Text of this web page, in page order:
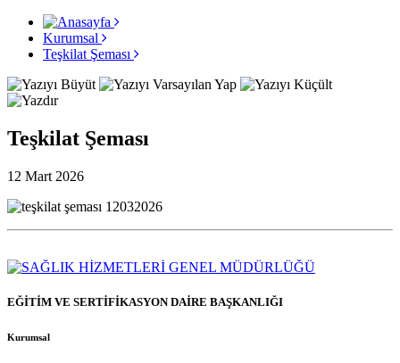
Kurumsal
Teşkilat Şeması
Teşkilat Şeması
12 Mart 2026
EĞİTİM VE SERTİFİKASYON DAİRE BAŞKANLIĞI
Kurumsal